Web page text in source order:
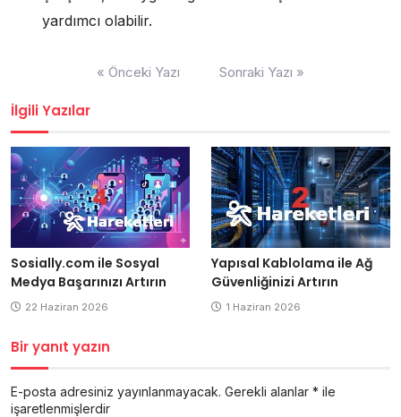
yardımcı olabilir.
« Önceki Yazı Sonraki Yazı »
İlgili Yazılar
Sosially.com ile Sosyal
Medya Başarınızı Artırın
22 Haziran 2026
Yapısal Kablolama ile Ağ
Güvenliğinizi Artırın
1 Haziran 2026
Bir yanıt yazın
E-posta adresiniz yayınlanmayacak. Gerekli alanlar * ile
işaretlenmişlerdir